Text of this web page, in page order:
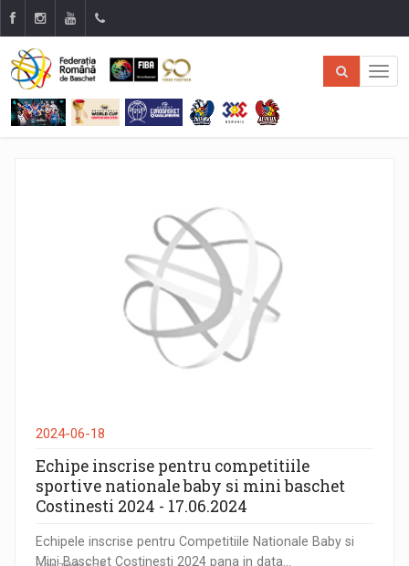
2024-06-18
Echipe inscrise pentru competitiile
sportive nationale baby si mini baschet
Costinesti 2024 - 17.06.2024
Echipele inscrise pentru Competitiile Nationale Baby si
Mini Baschet Costinesti 2024 pana in data...